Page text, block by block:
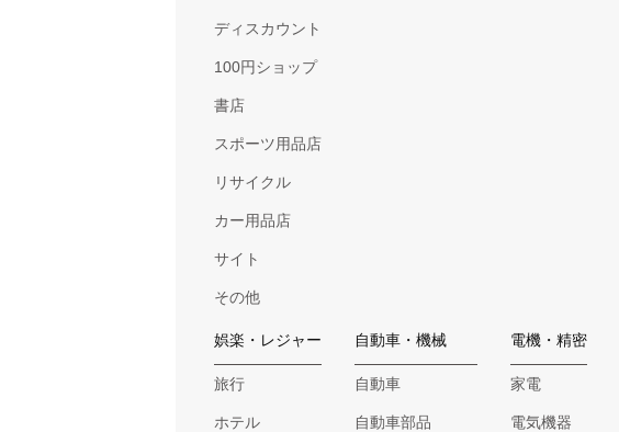
ディスカウント
100円ショップ
書店
スポーツ用品店
リサイクル
カー用品店
サイト
その他
娯楽・レジャー
旅行
ホテル
自動車・機械
自動車
自動車部品
電機・精密
家電
電気機器